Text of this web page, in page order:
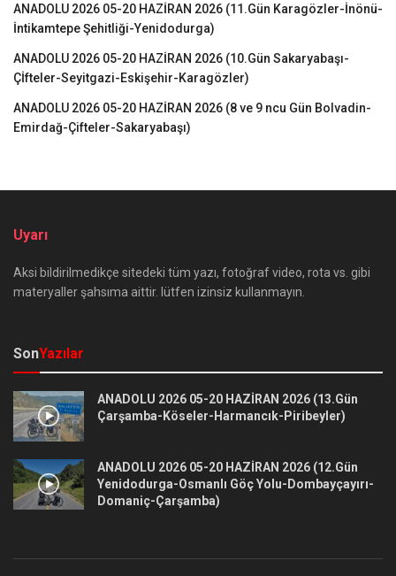
ANADOLU 2026 05-20 HAZİRAN 2026 (11.Gün Karagözler-İnönü-
İntikamtepe Şehitliği-Yenidodurga)
ANADOLU 2026 05-20 HAZİRAN 2026 (10.Gün Sakaryabaşı-
Çİfteler-Seyitgazi-Eskişehir-Karagözler)
ANADOLU 2026 05-20 HAZİRAN 2026 (8 ve 9 ncu Gün Bolvadin-
Emirdağ-Çifteler-Sakaryabaşı)
Uyarı
Aksi bildirilmedikçe sitedeki tüm yazı, fotoğraf video, rota vs. gibi
materyaller şahsıma aittir. lütfen izinsiz kullanmayın.
SonYazılar
ANADOLU 2026 05-20 HAZİRAN 2026 (13.Gün
Çarşamba-Köseler-Harmancık-Piribeyler)
ANADOLU 2026 05-20 HAZİRAN 2026 (12.Gün
Yenidodurga-Osmanlı Göç Yolu-Dombayçayırı-
Domaniç-Çarşamba)